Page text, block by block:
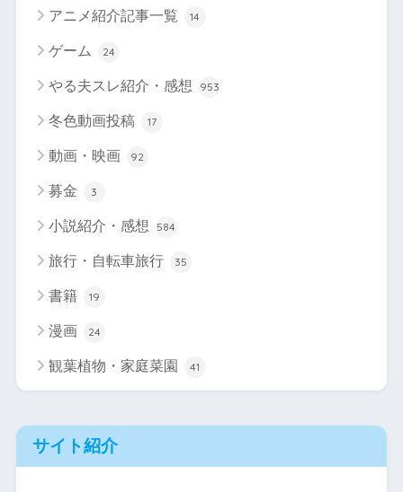
アニメ紹介記事一覧 14
ゲーム 24
やる夫スレ紹介・感想 953
冬色動画投稿 17
動画・映画 92
募金 3
小説紹介・感想 584
旅行・自転車旅行 35
書籍 19
漫画 24
観葉植物・家庭菜園 41
サイト紹介